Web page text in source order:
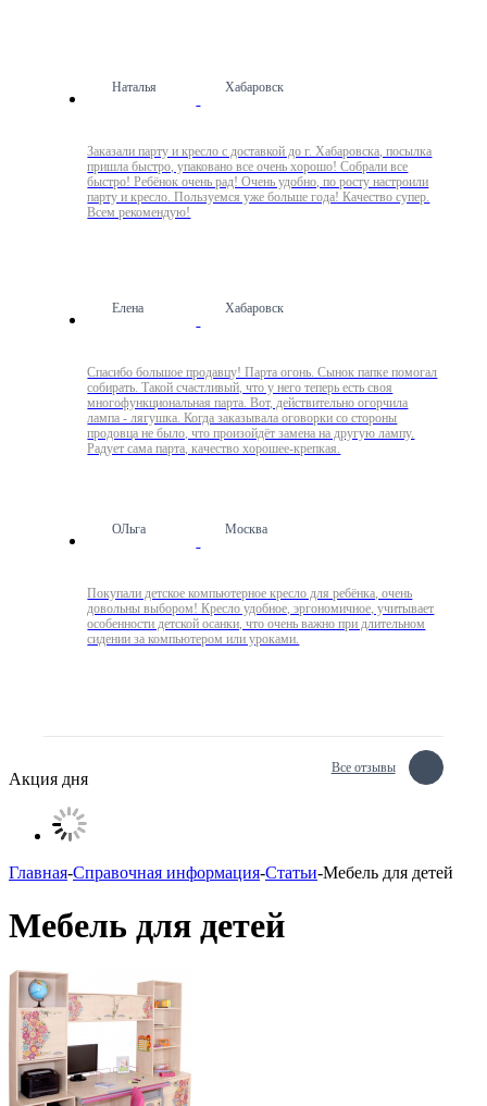
Наталья Хабаровск
Заказали парту и кресло с доставкой до г. Хабаровска, посылка
пришла быстро, упаковано все очень хорошо! Собрали все
быстро! Ребёнок очень рад! Очень удобно, по росту настроили
парту и кресло. Пользуемся уже больше года! Качество супер.
Всем рекомендую!
Елена Хабаровск
Спасибо большое продавцу! Парта огонь. Сынок папке помогал
собирать. Такой счастливый, что у него теперь есть своя
многофункциональная парта. Вот, действительно огорчила
лампа - лягушка. Когда заказывала оговорки со стороны
продовца не было, что произойдёт замена на другую лампу.
Радует сама парта, качество хорошее-крепкая.
ОЛьга Москва
Покупали детское компьютерное кресло для ребёнка, очень
довольны выбором! Кресло удобное, эргономичное, учитывает
особенности детской осанки, что очень важно при длительном
сидении за компьютером или уроками.
Все отзывы
Акция дня
Главная-Справочная информация-Статьи-Мебель для детей
Мебель для детей